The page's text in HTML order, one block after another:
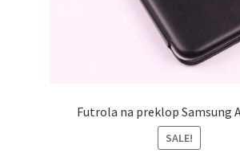
Futrola na preklop Samsung
SALE!